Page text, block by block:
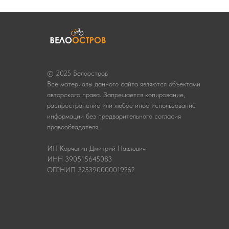
© 2025 Велоостров
Все материалы данного сайта являются объектами
авторского права. Запрещается копирование,
распространение или любое иное использование
информации без предварительного согласия
правообладателя.
ИП Корчагин Дмитрий Павлович
ИНН 390515645083
ОГРНИП 325390000019262